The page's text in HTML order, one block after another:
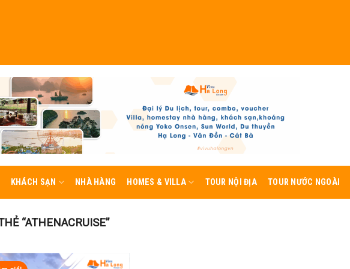
KHÁCH SẠN NHÀ HÀNG HOMES & VILLA TOUR NỘI ĐỊA TOUR NƯỚC NGOÀI
“ATHENACRUISE”